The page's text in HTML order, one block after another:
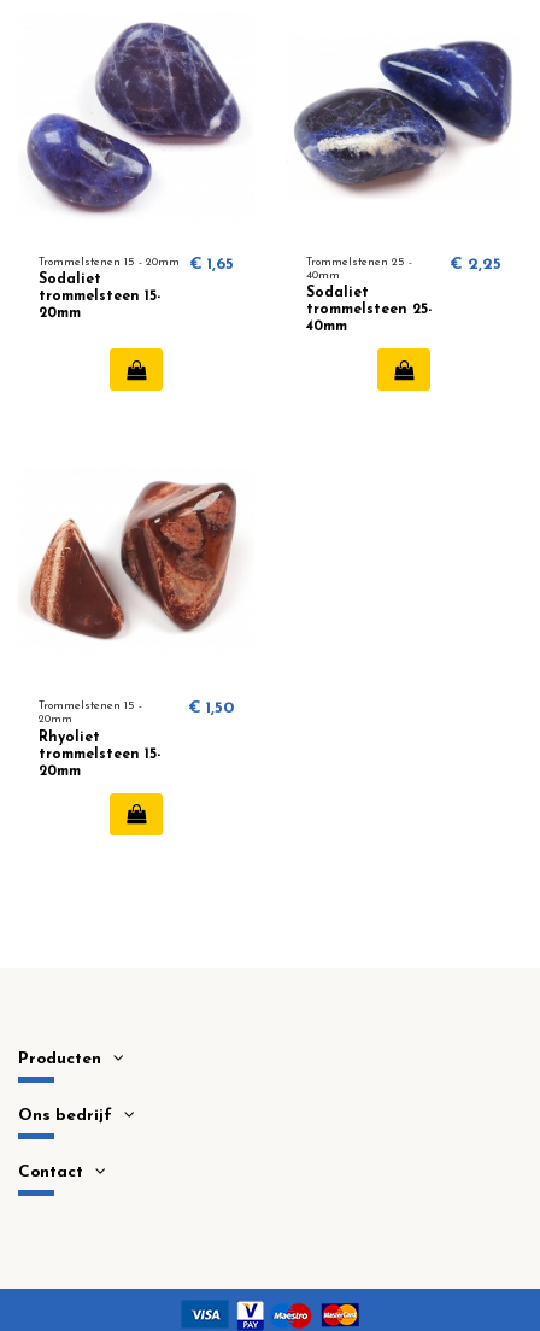
Trommelstenen 15 - 20mm
Sodaliet
trommelsteen 15-
20mm
€ 1,65
Trommelstenen 25 -
40mm
Sodaliet
trommelsteen 25-
40mm
€ 2,25
Trommelstenen 15 -
20mm
Rhyoliet
trommelsteen 15-
20mm
€ 1,50
Producten
Ons bedrijf
Contact